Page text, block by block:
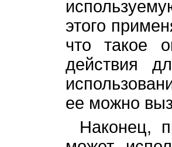
этого
что такое
действия
ее можно
Наконец,